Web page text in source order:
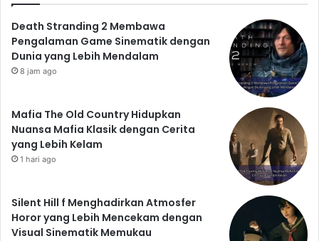
Death Stranding 2 Membawa
Pengalaman Game Sinematik dengan
Dunia yang Lebih Mendalam
8 jam ago
Mafia The Old Country Hidupkan
Nuansa Mafia Klasik dengan Cerita
yang Lebih Kelam
1 hari ago
Silent Hill f Menghadirkan Atmosfer
Horor yang Lebih Mencekam dengan
Visual Sinematik Memukau